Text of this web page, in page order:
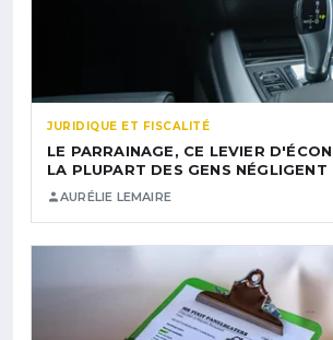
JURIDIQUE ET FISCALITÉ
LE PARRAINAGE, CE LEVIER
LA PLUPART DES GENS NÉGLIGENT
AURÉLIE LEMAIRE